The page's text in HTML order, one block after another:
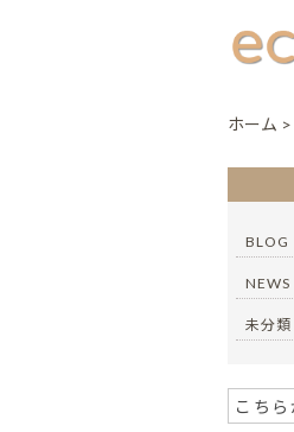
ホーム >
BLOG
NEWS
未分類